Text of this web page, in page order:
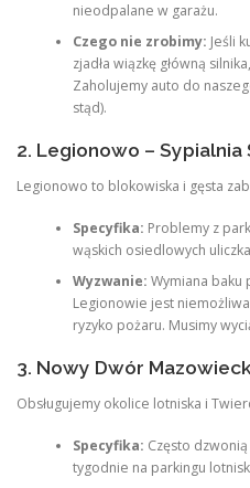
nieodpalane w garażu.
Czego nie zrobimy: Jeśli
zjadła wiązkę główną
Zaholujemy auto do
stąd).
2. Legionowo – Sypialnia
Legionowo to blokowiska i gęsta
Specyfika: Problemy z
wąskich osiedlowych
Wyzwanie: Wymiana baku
Legionowie jest
ryzyko pożaru. Musimy
3. Nowy Dwór
Obsługujemy okolice lotniska i
Specyfika: Często
tygodnie na parkingu